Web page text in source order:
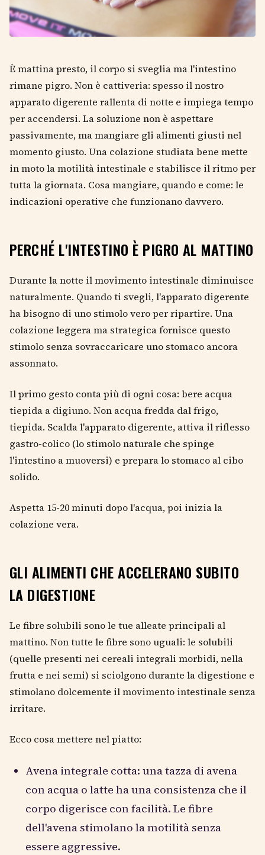
È mattina presto, il corpo si sveglia ma l'intestino
rimane pigro. Non è cattiveria: spesso il nostro
apparato digerente rallenta di notte e impiega tempo
per accendersi. La soluzione non è aspettare
passivamente, ma mangiare gli alimenti giusti nel
momento giusto. Una colazione studiata bene mette
in moto la motilità intestinale e stabilisce il ritmo per
tutta la giornata. Cosa mangiare, quando e come: le
indicazioni operative che funzionano davvero.
PERCHÉ L'INTESTINO È PIGRO AL MATTINO
Durante la notte il movimento intestinale diminuisce
naturalmente. Quando ti svegli, l'apparato digerente
ha bisogno di uno stimolo vero per ripartire. Una
colazione leggera ma strategica fornisce questo
stimolo senza sovraccaricare uno stomaco ancora
assonnato.
Il primo gesto conta più di ogni cosa: bere acqua
tiepida a digiuno. Non acqua fredda dal frigo,
tiepida. Scalda l'apparato digerente, attiva il riflesso
gastro-colico (lo stimolo naturale che spinge
l'intestino a muoversi) e prepara lo stomaco al cibo
solido.
Aspetta 15-20 minuti dopo l'acqua, poi inizia la
colazione vera.
GLI ALIMENTI CHE ACCELERANO SUBITO
LA DIGESTIONE
Le fibre solubili sono le tue alleate principali al
mattino. Non tutte le fibre sono uguali: le solubili
(quelle presenti nei cereali integrali morbidi, nella
frutta e nei semi) si sciolgono durante la digestione e
stimolano dolcemente il movimento intestinale senza
irritare.
Ecco cosa mettere nel piatto:
Avena integrale cotta: una tazza di avena
con acqua o latte ha una consistenza che il
corpo digerisce con facilità. Le fibre
dell'avena stimolano la motilità senza
essere aggressive.